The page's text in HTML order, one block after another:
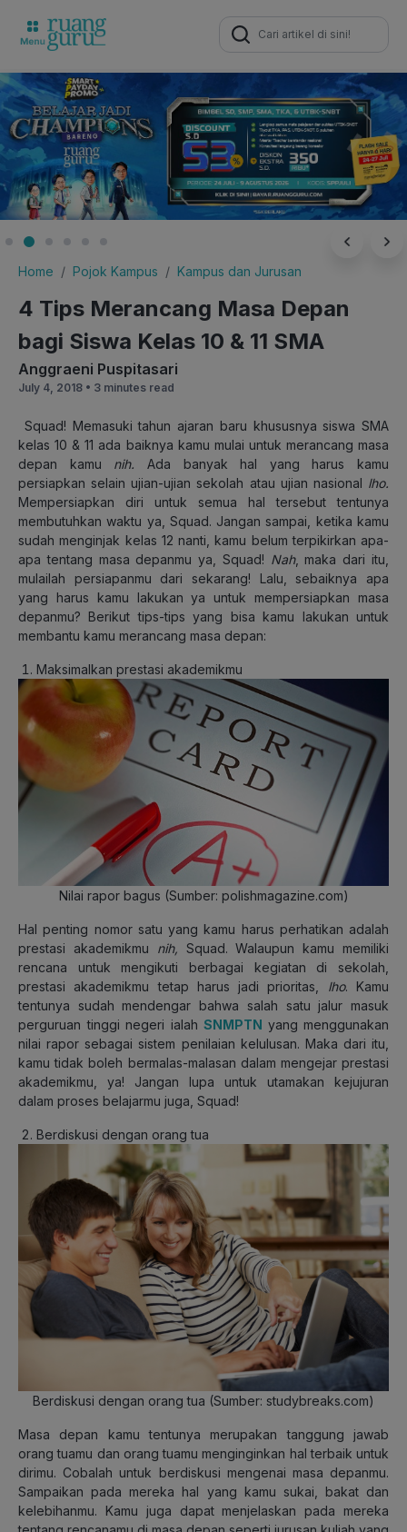
Search
for:
Home Pojok Kampus Kampus dan Jurusan
4 Tips Merancang Masa Depan
bagi Siswa Kelas 10 & 11 SMA
Anggraeni Puspitasari
July 4, 2018 • 3 minutes read
Squad! Memasuki tahun ajaran baru khususnya siswa SMA
kelas 10 & 11 ada baiknya kamu mulai untuk merancang masa
depan kamu nih. Ada banyak hal yang harus kamu
persiapkan selain ujian-ujian sekolah atau ujian nasional lho.
Mempersiapkan diri untuk semua hal tersebut tentunya
membutuhkan waktu ya, Squad. Jangan sampai, ketika kamu
sudah menginjak kelas 12 nanti, kamu belum terpikirkan apa-
apa tentang masa depanmu ya, Squad! Nah, maka dari itu,
mulailah persiapanmu dari sekarang! Lalu, sebaiknya apa
yang harus kamu lakukan ya untuk mempersiapkan masa
depanmu? Berikut tips-tips yang bisa kamu lakukan untuk
membantu kamu merancang masa depan:
Maksimalkan prestasi akademikmu
Nilai rapor bagus (Sumber: polishmagazine.com)
Hal penting nomor satu yang kamu harus perhatikan adalah
prestasi akademikmu nih, Squad. Walaupun kamu memiliki
rencana untuk mengikuti berbagai kegiatan di sekolah,
prestasi akademikmu tetap harus jadi prioritas, lho. Kamu
tentunya sudah mendengar bahwa salah satu jalur masuk
perguruan tinggi negeri ialah SNMPTN yang menggunakan
nilai rapor sebagai sistem penilaian kelulusan. Maka dari itu,
kamu tidak boleh bermalas-malasan dalam mengejar prestasi
akademikmu, ya! Jangan lupa untuk utamakan kejujuran
dalam proses belajarmu juga, Squad!
Berdiskusi dengan orang tua
Berdiskusi dengan orang tua (Sumber: studybreaks.com)
Masa depan kamu tentunya merupakan tanggung jawab
orang tuamu dan orang tuamu menginginkan hal terbaik untuk
dirimu. Cobalah untuk berdiskusi mengenai masa depanmu.
Sampaikan pada mereka hal yang kamu sukai, bakat dan
kelebihanmu. Kamu juga dapat menjelaskan pada mereka